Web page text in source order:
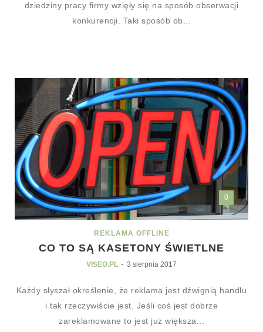
dziedziny pracy firmy wzięły się na sposób obserwacji
konkurencji. Taki sposób ob...
0
REKLAMA OFFLINE
CO TO SĄ KASETONY ŚWIETLNE
VISEO.PL - 3 sierpnia 2017
Każdy słyszał określenie, że reklama jest dźwignią handlu
i tak rzeczywiście jest. Jeśli coś jest dobrze
zareklamowane to jest już większa...